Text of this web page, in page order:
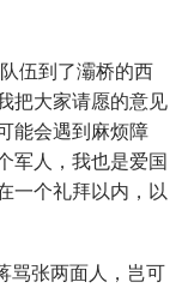
伍到了灞桥的西
把大家请愿的意见
能会遇到麻烦障
军人，我也是爱国
一个礼拜以内，以
骂张两面人，岂可